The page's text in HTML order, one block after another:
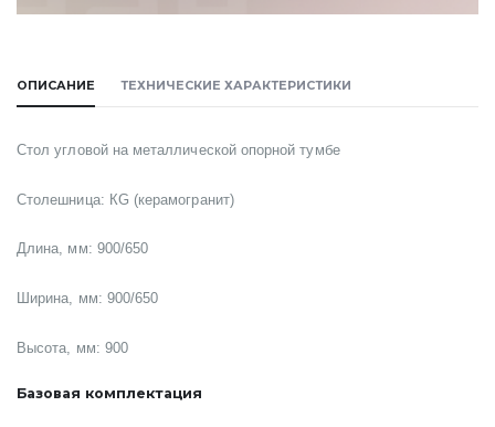
ОПИСАНИЕ ТЕХНИЧЕСКИЕ ХАРАКТЕРИСТИКИ
Стол угловой на металлической опорной тумбе
Столешница: КG (керамогранит)
Длина, мм: 900/650
Ширина, мм: 900/650
Высота, мм: 900
Базовая комплектация